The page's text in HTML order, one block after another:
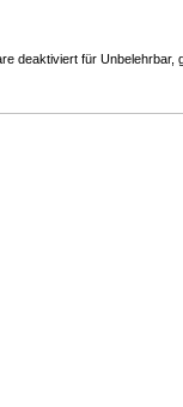
deaktiviert für Unbelehrbar,